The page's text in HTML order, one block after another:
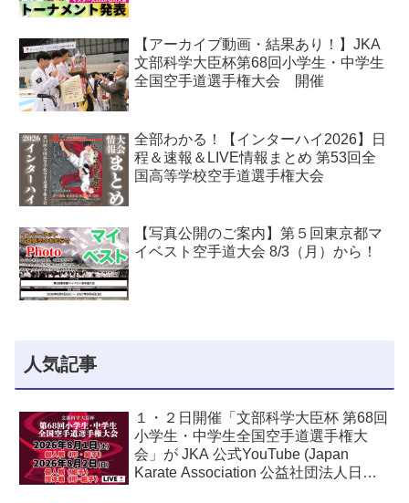
【アーカイブ動画・結果あり！】JKA
文部科学大臣杯第68回小学生・中学生
全国空手道選手権大会 開催
全部わかる！【インターハイ2026】日
程＆速報＆LIVE情報まとめ 第53回全
国高等学校空手道選手権大会
【写真公開のご案内】第５回東京都マ
イベスト空手道大会 8/3（月）から！
人気記事
１・２日開催「文部科学大臣杯 第68回
小学生・中学生全国空手道選手権大
会」が JKA 公式YouTube (Japan
Karate Association 公益社団法人日本